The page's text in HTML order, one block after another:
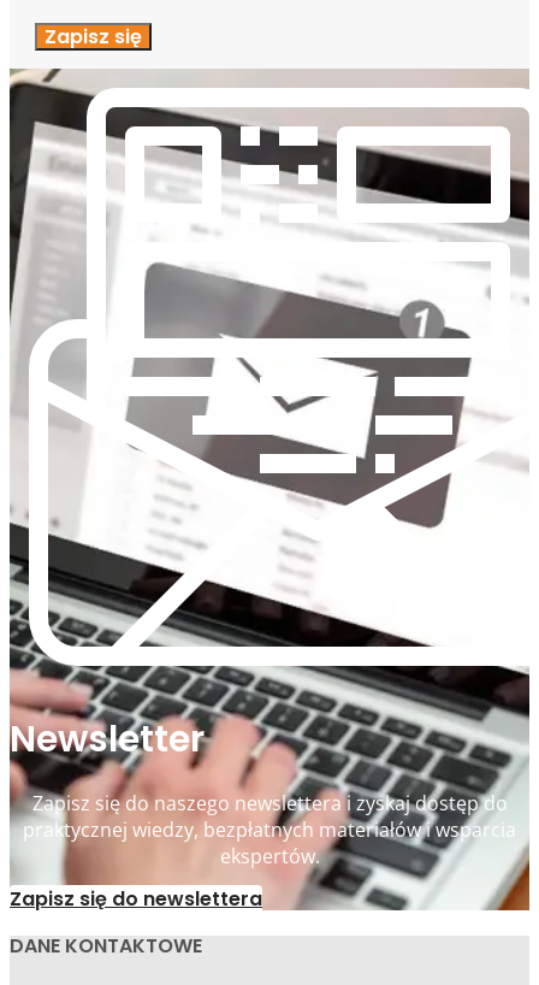
Zapisz się
Newsletter
Zapisz się do naszego newslettera i zyskaj dostęp do
praktycznej wiedzy, bezpłatnych materiałów i wsparcia
ekspertów.
Zapisz się do newslettera
DANE KONTAKTOWE